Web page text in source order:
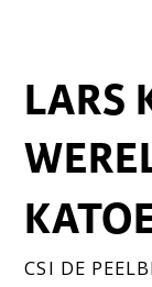
LARS
CSI DE